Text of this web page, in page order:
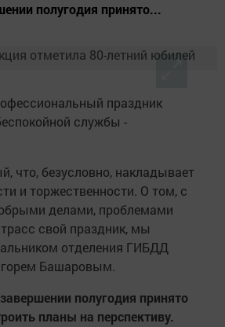
полугодия принято...
праздник
службы -
что, безусловно, накладывает
и торжественности. О том, с
делами, проблемами
свой праздник, мы
отделения ГИБДД
Башаровым.
полугодия принято
планы на перспективу.